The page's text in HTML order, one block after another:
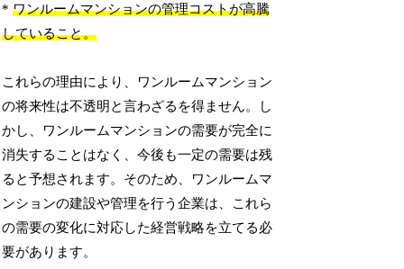
*ワンルームマンションの管理コストが高騰
していること。
これらの理由により、ワンルームマンション
の将来性は不透明と言わざるを得ません。し
かし、ワンルームマンションの需要が完全に
消失することはなく、今後も一定の需要は残
ると予想されます。そのため、ワンルームマ
ンションの建設や管理を行う企業は、これら
の需要の変化に対応した経営戦略を立てる必
要があります。